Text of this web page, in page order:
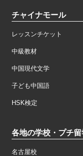
チャイナモール
レッスンチケット
中級教材
中国現代文学
子ども中国語
HSK検定
各地の学校・プチ留
名古屋校